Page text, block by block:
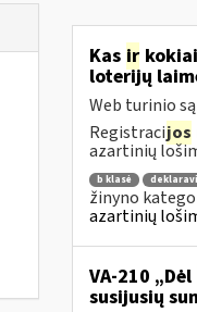
Kas ir
loterijų
Web turinio
Registracijos
azartinių
b klasė
žinyno
azartinių
VA-210 „Dėl
susijusių